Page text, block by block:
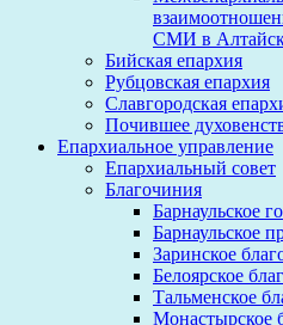
СМИ в
Бийская епархия
Рубцовская епархия
Славгородская
Почившее
Епархиальное управление
Епархиальный совет
Благочиния
Барнаульское
Барнаульское
Заринское
Белоярское
Тальменское
Монастырское